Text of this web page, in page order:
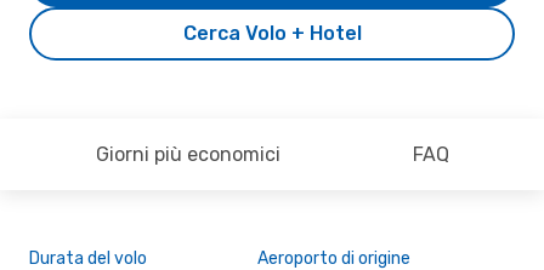
Cerca Volo + Hotel
Giorni più economici FAQ
Durata del volo Aeroporto di origine